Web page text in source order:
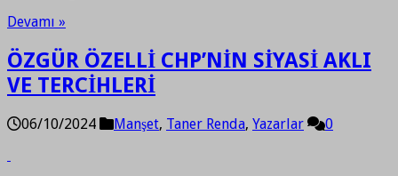
Devamı »
ÖZGÜR ÖZELLİ CHP’NİN SİYASİ AKLI
VE TERCİHLERİ
06/10/2024 Manşet, Taner Renda, Yazarlar 0